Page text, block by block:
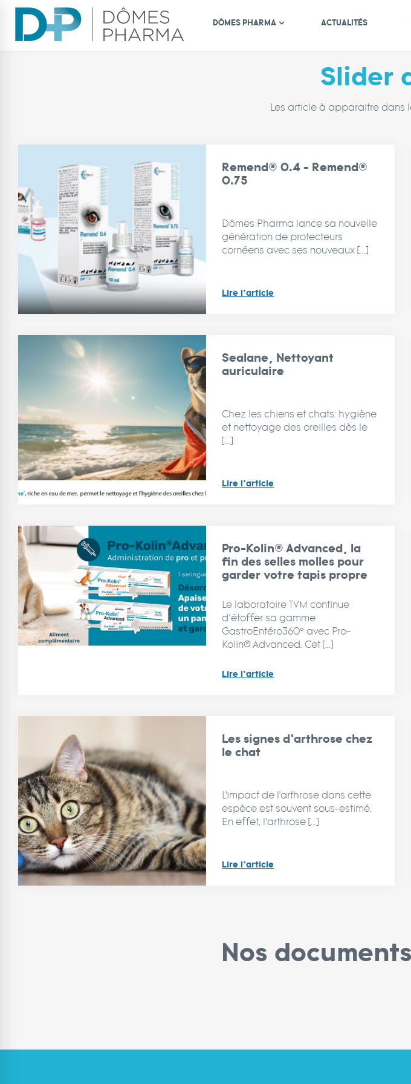
DÔMES PHARMA ACTUALITÉS
Slider
Les article à apparaitre dans
Remend® 0.4 - Remend®
0.75
Dômes Pharma lance sa nouvelle
génération de protecteurs
cornéens avec ses nouveaux […]
Lire l'article
Sealane, Nettoyant
auriculaire
Chez les chiens et chats: hygiène
et nettoyage des oreilles dès le
[…]
Lire l'article
Pro-Kolin® Advanced, la
fin des selles molles pour
garder votre tapis propre
Le laboratoire TVM continue
d’étoffer sa gamme
GastroEntéro360° avec Pro-
Kolin® Advanced. Cet [...]
Lire l'article
Les signes d'arthrose chez
le chat
L'impact de l'arthrose dans cette
espèce est souvent sous-estimé.
En effet, l’arthrose [...]
Lire l'article
Nos